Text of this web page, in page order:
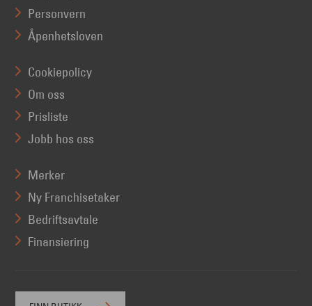
Personvern
Åpenhetsloven
Cookiepolicy
Om oss
Prisliste
Jobb hos oss
Merker
Ny Franchisetaker
Bedriftsavtale
Finansiering